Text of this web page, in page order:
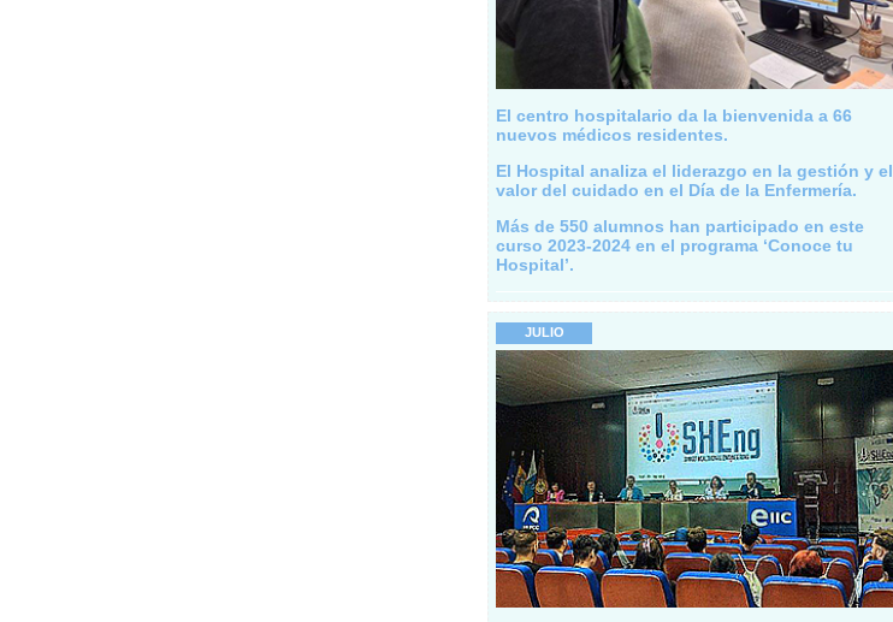
El centro hospitalario da la bienvenida a 66
nuevos médicos residentes.
El Hospital analiza el liderazgo en la gestión y el
valor del cuidado en el Día de la Enfermería.
Más de 550 alumnos han participado en este
curso 2023-2024 en el programa ‘Conoce tu
Hospital’.
JULIO